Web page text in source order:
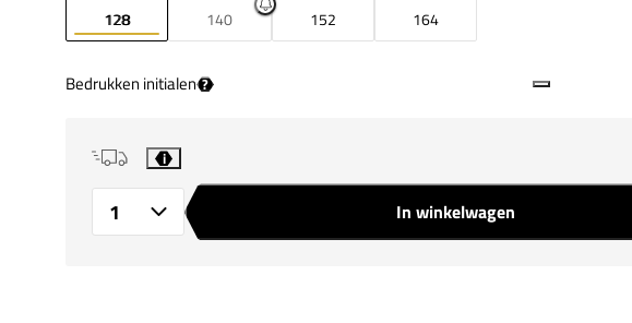
128 140 152 164
Bedrukken initialen ?
i
In winkelwagen